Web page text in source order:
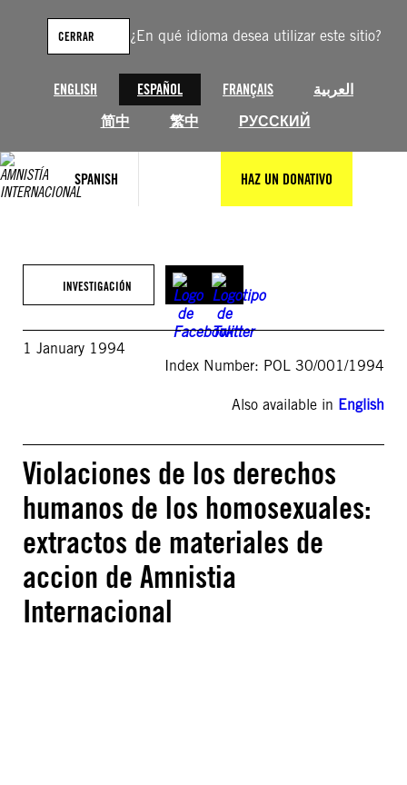
¿En qué idioma desea utilizar este sitio?
ENGLISH ESPAÑOL FRANÇAIS
العربية
简中
繁中 РУССКИЙ
CERRAR
SPANISH HAZ UN DONATIVO
contenido
INVESTIGACIÓN
1 January 1994
Index Number: POL 30/001/1994
Also available in English
Violaciones de los derechos
humanos de los homosexuales:
extractos de materiales de
accion de Amnistia
Internacional